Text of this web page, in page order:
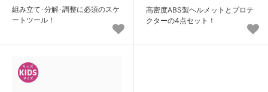
組み立て･分解･調整に必須のスケ
ートツール！
高密度ABS製ヘルメットとプロテ
クターの4点セット！